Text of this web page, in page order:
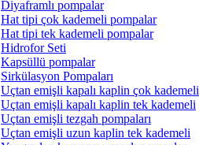
Diyaframlı pompalar
Hat tipi çok kademeli pompalar
Hat tipi tek kademeli pompalar
Hidrofor Seti
Kapsüllü pompalar
Sirkülasyon Pompaları
Uçtan emişli kapalı kaplin çok kademeli
Uçtan emişli kapalı kaplin tek kademeli
Uçtan emişli tezgah pompaları
Uçtan emişli uzun kaplin tek kademeli